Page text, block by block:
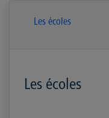
Les écoles
Les écoles